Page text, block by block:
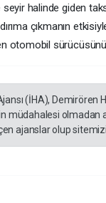
halinde giden
çıkmanın
otomobil
(İHA),
müdahalesi olmadan
ajanslar olup